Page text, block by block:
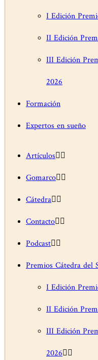
I Edición
II Edición
III Edición
2026
Formación
Expertos en sueño
Artículos
Gomarco
Cátedra
Contacto
Podcast
Premios Cátedra del
I Edición
II Edición
III Edición
2026